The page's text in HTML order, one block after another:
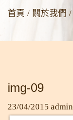
首頁 關於我們
img-09
23/04/2015 admin